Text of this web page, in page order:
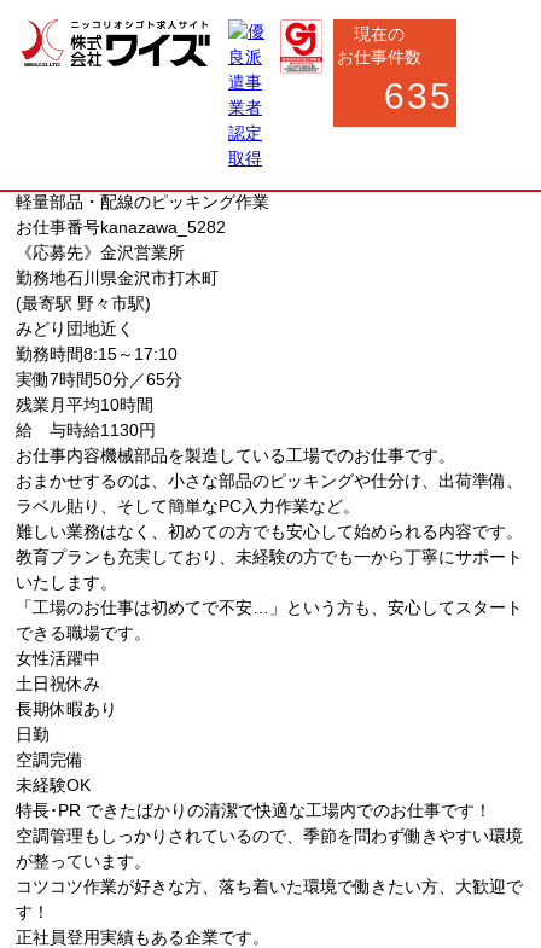
現在の
お仕事件数
635
軽量部品・配線のピッキング作業
お仕事番号kanazawa_5282
《応募先》金沢営業所
勤務地石川県金沢市打木町
(最寄駅 野々市駅)
みどり団地近く
勤務時間8:15～17:10
実働7時間50分／65分
残業月平均10時間
給 与時給1130円
お仕事内容機械部品を製造している工場でのお仕事です。
おまかせするのは、小さな部品のピッキングや仕分け、出荷準備、
ラベル貼り、そして簡単なPC入力作業など。
難しい業務はなく、初めての方でも安心して始められる内容です。
教育プランも充実しており、未経験の方でも一から丁寧にサポート
いたします。
「工場のお仕事は初めてで不安…」という方も、安心してスタート
できる職場です。
女性活躍中
土日祝休み
長期休暇あり
日勤
空調完備
未経験OK
特長･PR できたばかりの清潔で快適な工場内でのお仕事です！
空調管理もしっかりされているので、季節を問わず働きやすい環境
が整っています。
コツコツ作業が好きな方、落ち着いた環境で働きたい方、大歓迎で
す！
正社員登用実績もある企業です。